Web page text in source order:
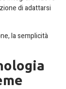
di adattarsi
la semplicità